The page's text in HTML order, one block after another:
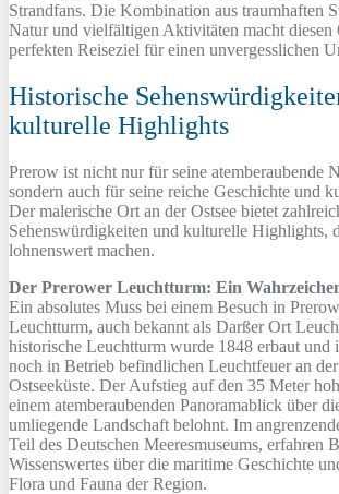
Strandfans. Die Kombination aus traumhaften
Natur und vielfältigen Aktivitäten macht diesen
perfekten Reiseziel für einen unvergesslichen
Historische
kulturelle Highlights
Prerow ist nicht nur für seine atemberaubende
sondern auch für seine reiche Geschichte und
Der malerische Ort an der Ostsee bietet
Sehenswürdigkeiten und kulturelle Highlights,
lohnenswert machen.
Der Prerower Leuchtturm: Ein
Ein absolutes Muss bei einem Besuch in
Leuchtturm, auch bekannt als Darßer Ort
historische Leuchtturm wurde 1848 erbaut und
noch in Betrieb befindlichen Leuchtfeuer an der
Ostseeküste. Der Aufstieg auf den 35 Meter
einem atemberaubenden Panoramablick über
umliegende Landschaft belohnt. Im
Teil des Deutschen Meeresmuseums, erfahren
Wissenswertes über die maritime Geschichte
Flora und Fauna der Region.